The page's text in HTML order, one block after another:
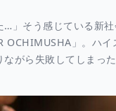
…」そう感じている新
OCHIMUSHA」。ハイ
がら失敗してしまっ